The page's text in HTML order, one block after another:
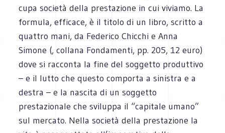
cupa società della prestazione in cui viviamo. La
formula, efficace, è il titolo di un libro, scritto a
quattro mani, da Federico Chicchi e Anna
Simone (, collana Fondamenti, pp. 205, 12 euro)
dove si racconta la fine del soggetto produttivo
– e il lutto che questo comporta a sinistra e a
destra – e la nascita di un soggetto
prestazionale che sviluppa il “capitale umano”
sul mercato. Nella società della prestazione la